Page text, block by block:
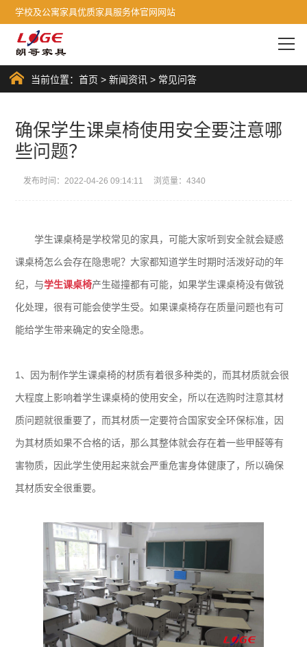
学校及公寓家具优质家具服务体官网网站
当前位置：首页 >新闻资讯 > 常见问答
确保学生课桌椅使用安全要注意哪
些问题？
发布时间：2022-04-26 09:14:11 浏览量：4340
学生课桌椅是学校常见的家具，可能大家听到安全就会疑惑
课桌椅怎么会存在隐患呢？大家都知道学生时期时活泼好动的年
纪，与学生课桌椅产生碰撞都有可能，如果学生课桌椅没有做锐
化处理，很有可能会使学生受。如果课桌椅存在质量问题也有可
能给学生带来确定的安全隐患。
1、因为制作学生课桌椅的材质有着很多种类的，而其材质就会很
大程度上影响着学生课桌椅的使用安全，所以在选购时注意其材
质问题就很重要了，而其材质一定要符合国家安全环保标准，因
为其材质如果不合格的话，那么其整体就会存在着一些甲醛等有
害物质，因此学生使用起来就会严重危害身体健康了，所以确保
其材质安全很重要。